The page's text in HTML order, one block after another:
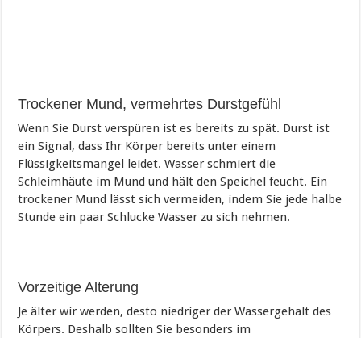
Trockener Mund, vermehrtes Durstgefühl
Wenn Sie Durst verspüren ist es bereits zu spät. Durst ist
ein Signal, dass Ihr Körper bereits unter einem
Flüssigkeitsmangel leidet. Wasser schmiert die
Schleimhäute im Mund und hält den Speichel feucht. Ein
trockener Mund lässt sich vermeiden, indem Sie jede halbe
Stunde ein paar Schlucke Wasser zu sich nehmen.
Vorzeitige Alterung
Je älter wir werden, desto niedriger der Wassergehalt des
Körpers. Deshalb sollten Sie besonders im